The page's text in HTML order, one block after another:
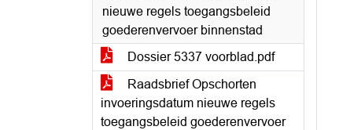
nieuwe regels toegangsbeleid
goederenvervoer binnenstad
Dossier 5337 voorblad.pdf
Raadsbrief Opschorten
invoeringsdatum nieuwe regels
toegangsbeleid goederenvervoer